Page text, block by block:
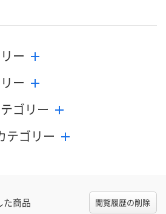
ー
ー
ゴリー
テゴリー
た商品 閲覧履歴の削除